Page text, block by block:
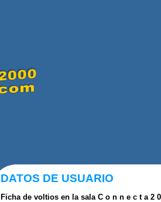
DATOS DE USUARIO
Ficha de voltios en la sala C o n n e c t a 2